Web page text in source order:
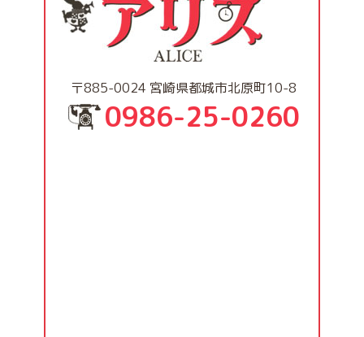
〒885-0024 宮崎県都城市北原町10-8
0986-25-0260